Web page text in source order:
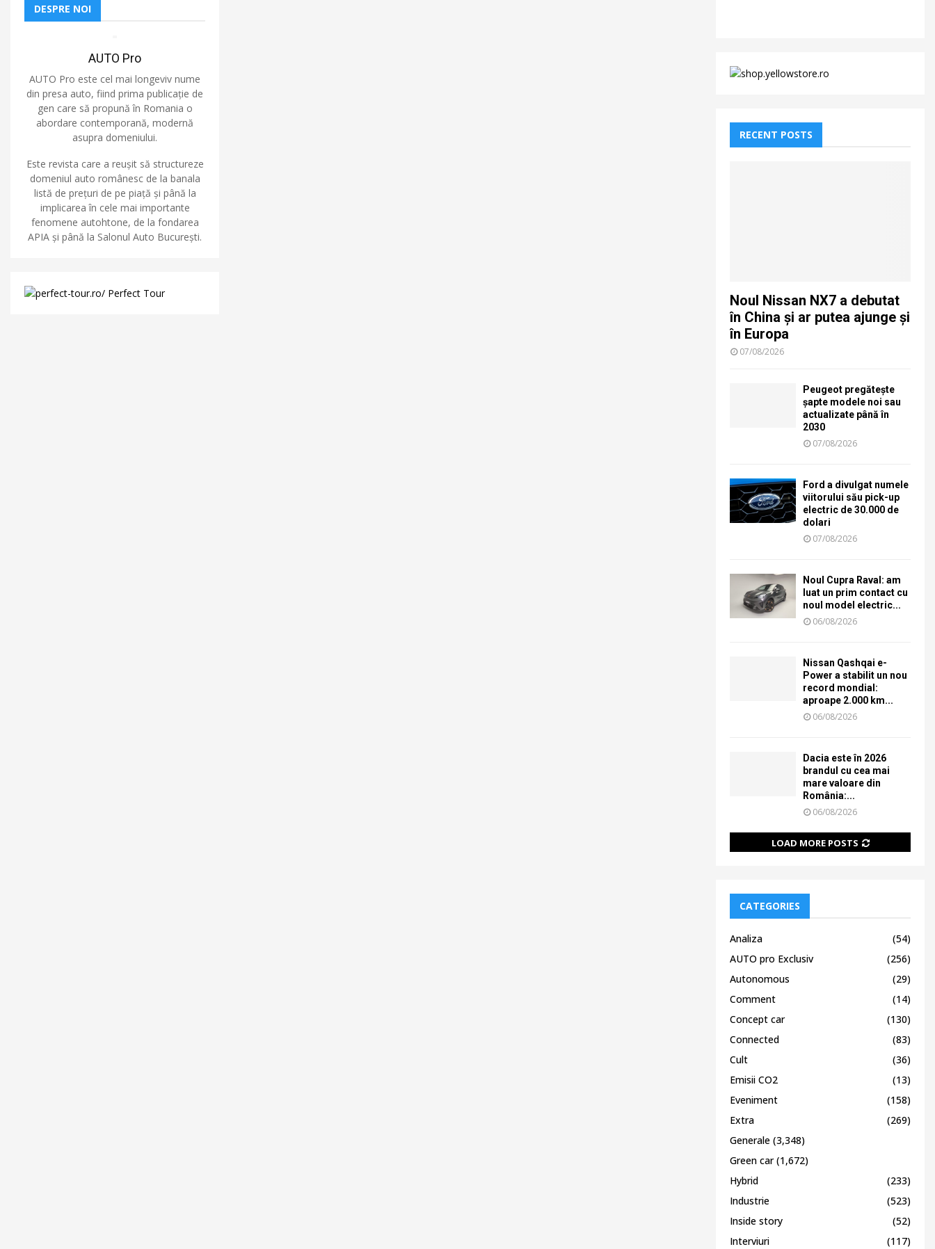
DESPRE NOI
AUTO Pro
AUTO Pro este cel mai longeviv nume
din presa auto, fiind prima publicație de
gen care să propună în Romania o
abordare contemporană, modernă
asupra domeniului.
Este revista care a reușit să structureze
domeniul auto românesc de la banala
listă de prețuri de pe piață și până la
implicarea în cele mai importante
fenomene autohtone, de la fondarea
APIA și până la Salonul Auto București.
RECENT POSTS
Noul Nissan NX7 a debutat
în China și ar putea ajunge și
în Europa
07/08/2026
Peugeot pregătește
șapte modele noi sau
actualizate până în
2030
07/08/2026
Ford a divulgat numele
viitorului său pick-up
electric de 30.000 de
dolari
07/08/2026
Noul Cupra Raval: am
luat un prim contact cu
noul model electric...
06/08/2026
Nissan Qashqai e-
Power a stabilit un nou
record mondial:
aproape 2.000 km...
06/08/2026
Dacia este în 2026
brandul cu cea mai
mare valoare din
România:...
06/08/2026
LOAD MORE POSTS
CATEGORIES
Analiza
(54)
AUTO pro Exclusiv
(256)
Autonomous
(29)
Comment
(14)
Concept car
(130)
Connected
(83)
Cult
(36)
Emisii CO2
(13)
Eveniment
(158)
Extra
(269)
Generale (3,348)
Green car(1,672)
Hybrid
(233)
Industrie
(523)
Inside story
(52)
Interviuri
(117)